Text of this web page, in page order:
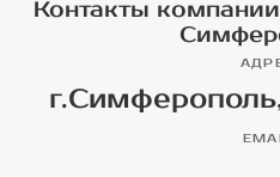
Контакты